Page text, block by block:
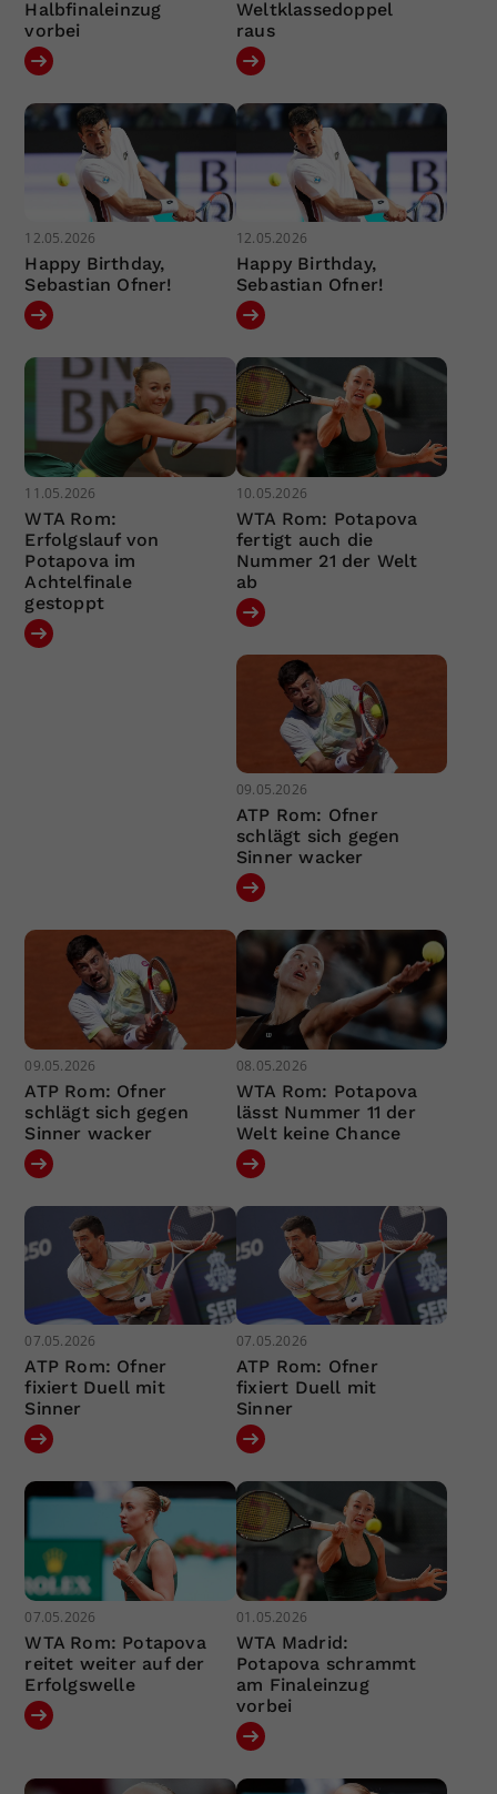
Halbfinaleinzug
vorbei
Weltklassedoppel
raus
12.05.2026
Happy Birthday,
Sebastian Ofner!
12.05.2026
Happy Birthday,
Sebastian Ofner!
11.05.2026
WTA Rom:
Erfolgslauf von
Potapova im
Achtelfinale
gestoppt
10.05.2026
WTA Rom: Potapova
fertigt auch die
Nummer 21 der Welt
ab
09.05.2026
ATP Rom: Ofner
schlägt sich gegen
Sinner wacker
09.05.2026
ATP Rom: Ofner
schlägt sich gegen
Sinner wacker
08.05.2026
WTA Rom: Potapova
lässt Nummer 11 der
Welt keine Chance
07.05.2026
ATP Rom: Ofner
fixiert Duell mit
Sinner
07.05.2026
ATP Rom: Ofner
fixiert Duell mit
Sinner
07.05.2026
WTA Rom: Potapova
reitet weiter auf der
Erfolgswelle
01.05.2026
WTA Madrid:
Potapova schrammt
am Finaleinzug
vorbei